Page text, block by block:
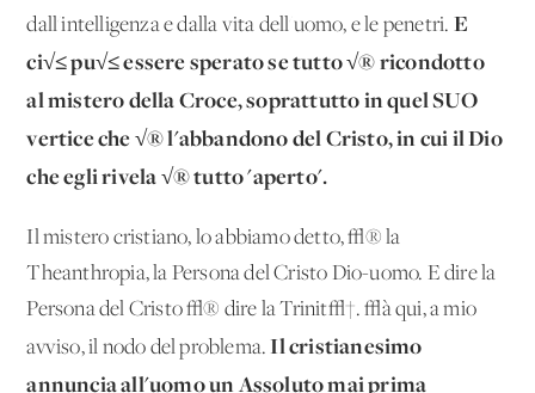
dall'intelligenza e dalla vita dell'uomo, e le penetri. E
ci√≤ pu√≤ essere sperato se tutto √® ricondotto
al mistero della Croce, soprattutto in quel SUO
vertice che √® l'abbandono del Cristo, in cui il Dio
che egli rivela √® tutto 'aperto'.
Il mistero cristiano, lo abbiamo detto, √® la
Theanthropia, la Persona del Cristo Dio-uomo. E dire la
Persona del Cristo √® dire la Trinit√†. √à qui, a mio
avviso, il nodo del problema.Il cristianesimo
annuncia all'uomo un Assoluto mai prima